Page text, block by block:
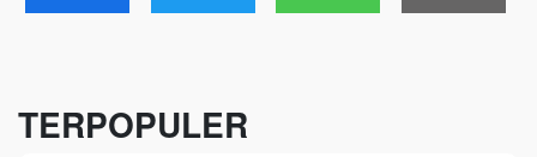
TERPOPULER